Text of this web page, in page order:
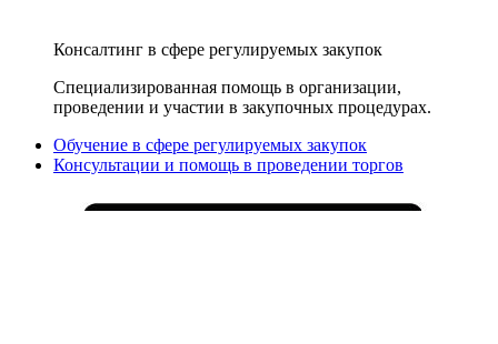
Консалтинг в сфере регулируемых закупок
Специализированная помощь в организации,
проведении и участии в закупочных процедурах.
Обучение в сфере регулируемых закупок
Консультации и помощь в проведении торгов